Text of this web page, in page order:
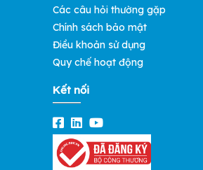
Các câu hỏi thường gặp
Chính sách bảo mật
Điều khoản sử dụng
Quy chế hoạt động
Kết nối